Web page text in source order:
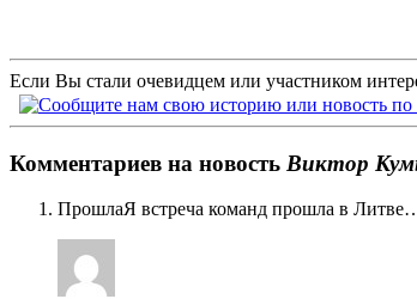
Если Вы стали очевидцем или участником
Комментариев на новость Виктор
ПрошлаЯ встреча команд прошла в